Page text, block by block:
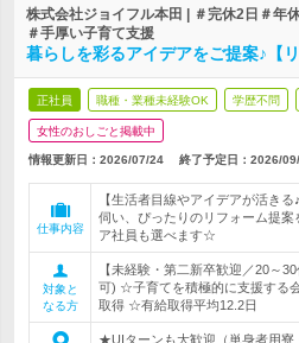
株式会社ジョイフル本田 | ＃完休2日＃年
＃手厚い子育て支援
暮らしを彩るアイデアをご提案♪【
正社員 職種・業種未経験OK 学歴不問
女性のおしごと掲載中
情報更新日：2026/07/24 終了予定日： 2026/
仕事内容
【生活者目線やアイデアが活き
伺い、ぴったりのリフォーム提
ア社員も選べます☆
対象と
なる方
【未経験・第二新卒歓迎／20～
可) ☆子育てを積極的に支援する
取得 ☆有給取得平均12.2日
★UIターンも大歓迎（単身者用寮